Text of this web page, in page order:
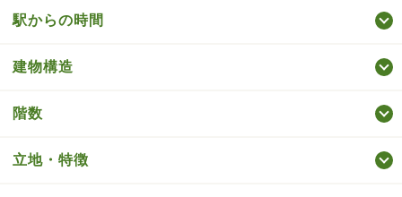
駅からの時間
建物構造
階数
立地・特徴